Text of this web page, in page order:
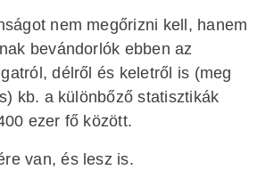
nem megőrizni kell, hanem
bevándorlók ebben az
délről és keletről is (meg
kb. a különbőző statisztikák
ezer fő között.
van, és lesz is.